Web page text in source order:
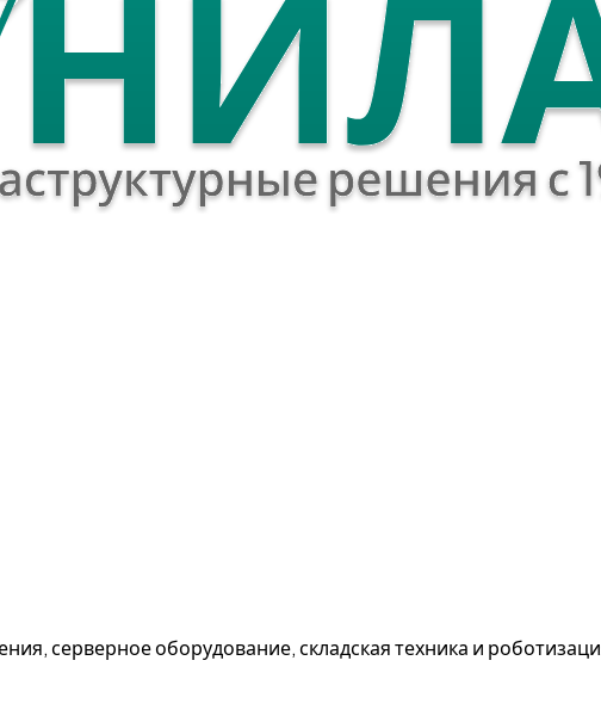
серверное оборудование, складская техника и